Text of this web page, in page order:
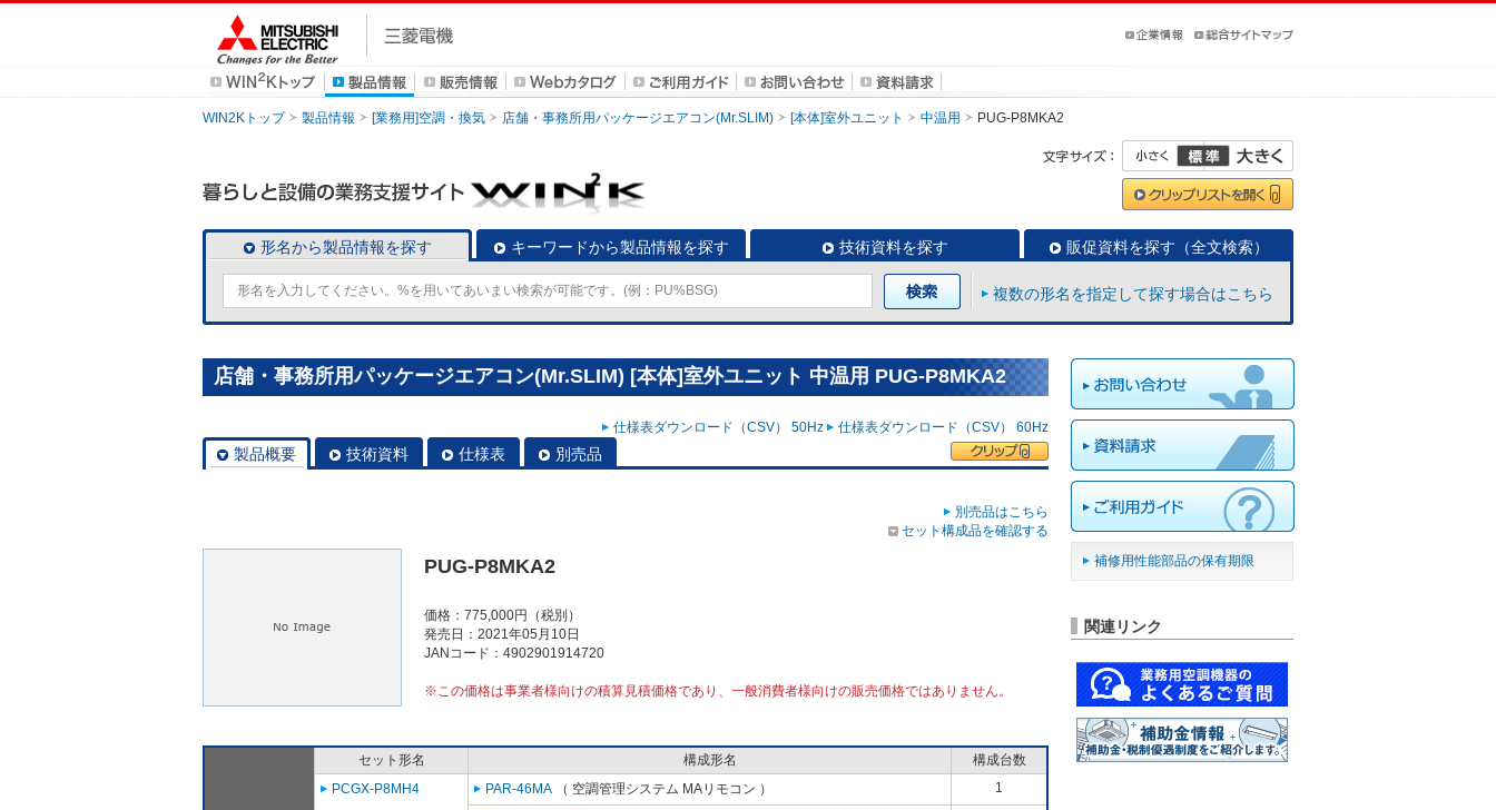
WIN2Kトップ 製品情報 [業務用]空調・換気 店舗・事務所用パッケージエアコン(Mr.SLIM) [本体]室外ユニット 中温用 PUG-P8MKA2
形名から製品情報を探す キーワードから製品情報を探す 技術資料を探す 販促資料を探す（全文検索）
複数の形名を指定して探す場合はこちら
店舗・事務所用パッケージエアコン(Mr.SLIM) [本体]室外ユニット 中温用 PUG-P8MKA2
仕様表ダウンロード（CSV） 50Hz 仕様表ダウンロード（CSV） 60Hz
製品概要 技術資料 仕様表 別売品
別売品はこちら
セット構成品を確認する
PUG-P8MKA2
価格：775,000円（税別）
発売日：2021年05月10日
JANコード：4902901914720
※この価格は事業者様向けの積算見積価格であり、一般消費者様向けの販売価格ではありません。
セット形名 構成形名
構成台数
PCGX-P8MH4
PAR-46MA （ 空調管理システム MAリモコン ） 1
補修用性能部品の保有期限
関連リンク